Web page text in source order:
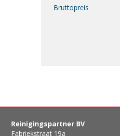
Bruttopreis
Reinigingspartner BV
Fabriekstraat 19a